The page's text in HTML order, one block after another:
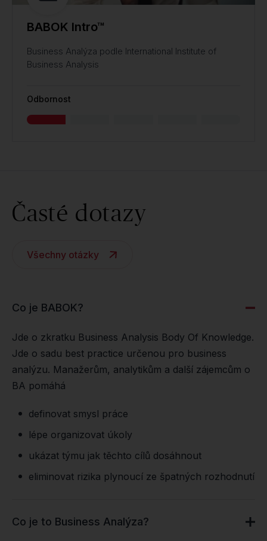
BABOK Intro™
Business Analýza podle International Institute of
Business Analysis
Odbornost
Časté dotazy
Všechny otázky
Co je BABOK?
Jde o zkratku Business Analysis Body Of Knowledge.
Jde o sadu best practice určenou pro business
analýzu. Manažerům, analytikům a další zájemcům o
BA pomáhá
definovat smysl práce
lépe organizovat úkoly
ukázat týmu jak těchto cílů dosáhnout
eliminovat rizika plynoucí ze špatných rozhodnutí
Co je to Business Analýza?